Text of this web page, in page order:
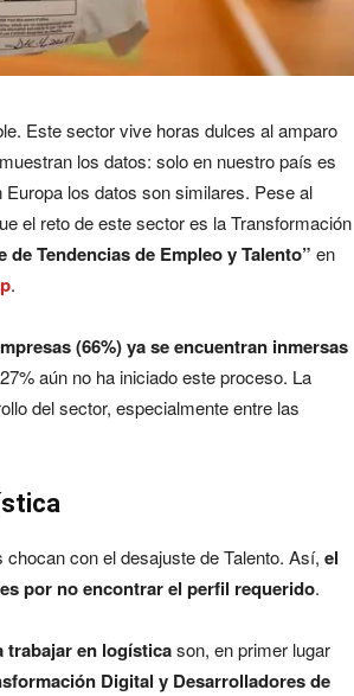
Este sector vive horas dulces al amparo
los datos: solo en nuestro país es
los datos son similares. Pese al
el reto de este sector es la Transformación
de Tendencias de Empleo y Talento” en
.
(66%) ya se encuentran inmersas
aún no ha iniciado este proceso. La
del sector, especialmente entre las
con el desajuste de Talento. Así, el
por no encontrar el perfil requerido.
trabajar en logísticason, en primer lugar
Digital y Desarrolladores de